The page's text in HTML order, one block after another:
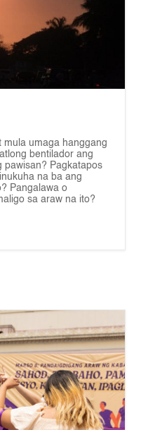
mula umaga hanggang
bentilador ang
pawisan? Pagkatapos
na ba ang
Pangalawa o
sa araw na ito?